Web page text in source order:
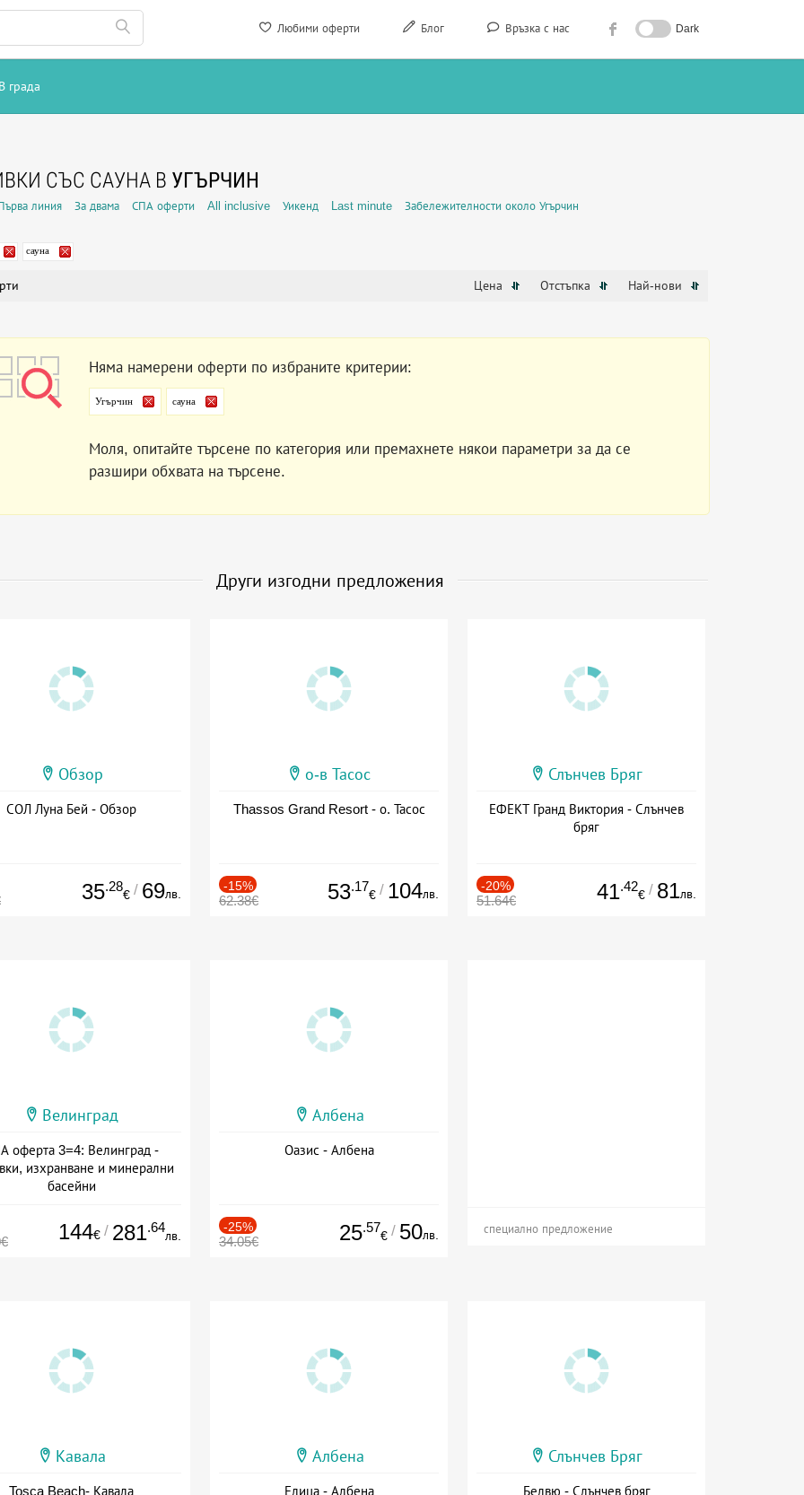
Любими оферти Блог Връзка с нас Dark
В града
СЪС САУНА В УГЪРЧИН
линия За двама СПА оферти All inclusive Уикенд Last minute Забележителности около Угърчин
сауна
Цена Отстъпка Най-нови
Няма намерени оферти по избраните критерии:
Угърчин сауна
Моля, опитайте търсене по категория или премахнете някои параметри за да се
разшири обхвата на търсене.
Други изгодни предложения
Обзор
СОЛ Луна Бей - Обзор
35.28
€ / 69лв.
о-в Тасос
Thassos Grand Resort - о. Тасос
-15%
62.38€ 53.17
€ / 104лв.
Слънчев Бряг
ЕФЕКТ Гранд Виктория - Слънчев
бряг
-20%
51.64€ 41.42
€ / 81лв.
Велинград
оферта 3=4: Велинград -
изхранване и минерални
басейни
144€ / 281.64
лв.
Албена
Оазис - Албена
-25%
34.05€ 25.57
€ / 50лв. специално предложение
Кавала
Tosca Beach- Кавала
Албена
Елица - Албена
Слънчев Бряг
Белвю - Слънчев бряг